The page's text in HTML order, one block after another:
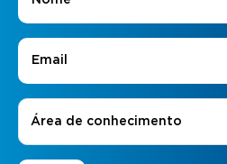
E-mail
Áreas de Interesse
Área de conhecimento